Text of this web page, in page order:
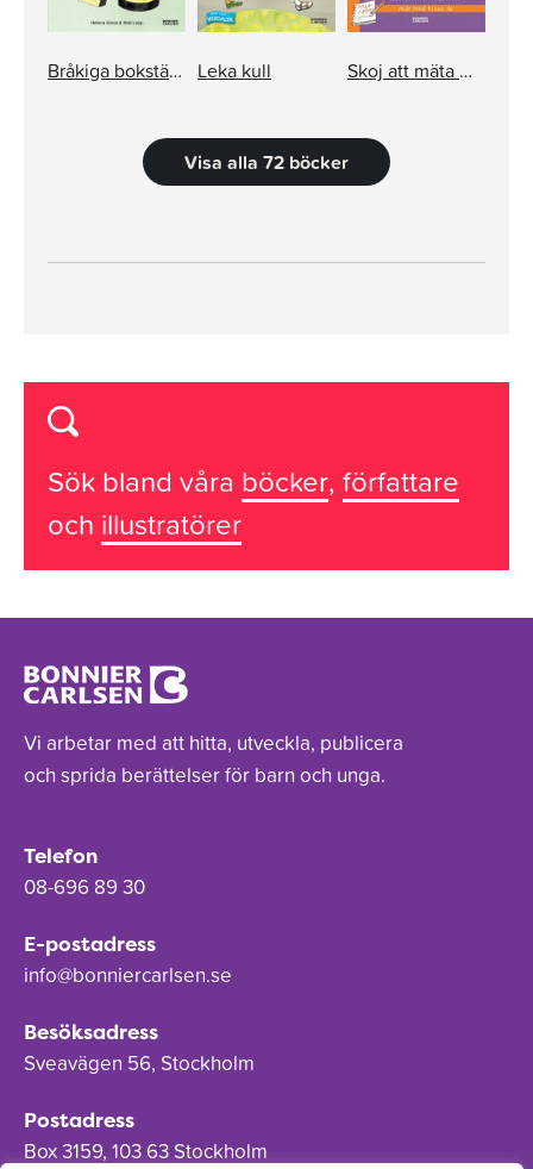
Bråkiga bokstäver Leka kull Skoj att mäta med Klass 1b
Visa alla 72 böcker
Sök bland våra böcker, författare
och illustratörer
Vi arbetar med att hitta, utveckla, publicera
och sprida berättelser för barn och unga.
Telefon
08-696 89 30
E-postadress
info@bonniercarlsen.se
Besöksadress
Sveavägen 56, Stockholm
Postadress
Box 3159, 103 63 Stockholm